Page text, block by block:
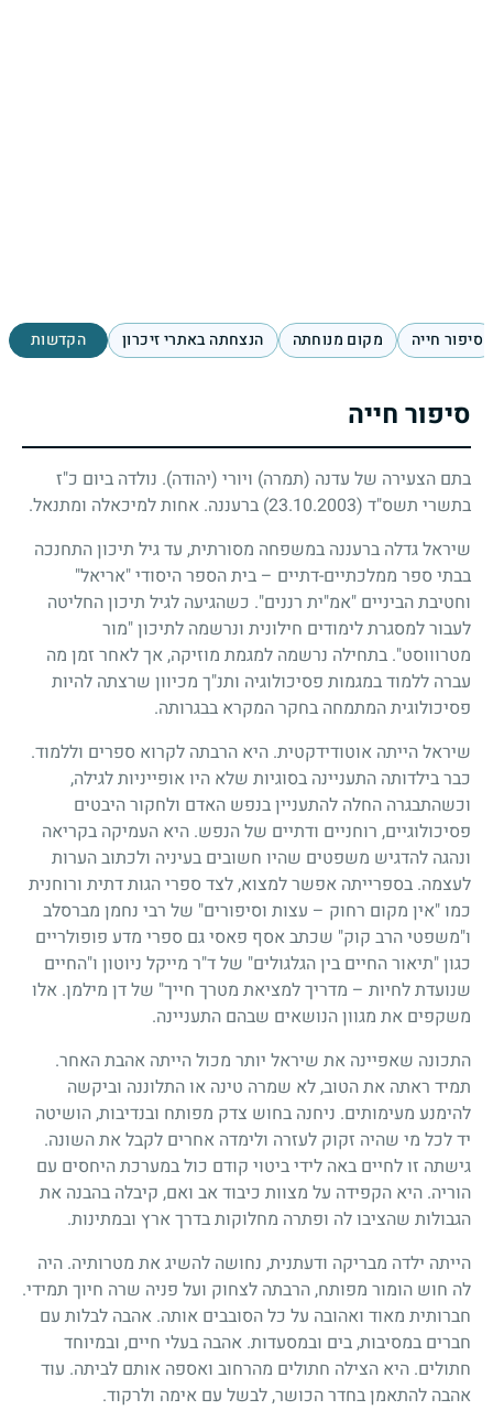
סיפור חייה מקום מנוחתה הנצחתה באתרי זיכרון הקדשות
סיפור חייה
בתם הצעירה של עדנה (תמרה) ויורי (יהודה). נולדה ביום כ"ז
בתשרי תשס"ד (23.10.2003)
ברעננה. אחות למיכאלה ומתנאל.
שיראל גדלה ברעננה במשפחה מסורתית, עד גיל תיכון התחנכה
בבתי ספר ממלכתיים-דתיים – בית הספר היסודי "אריאל"
וחטיבת הביניים "אמ"ית רננים". כשהגיעה לגיל תיכון החליטה
לעבור למסגרת לימודים חילונית ונרשמה לתיכון "מור
מטרוווסט". בתחילה נרשמה למגמת מוזיקה, אך לאחר זמן מה
עברה ללמוד במגמות פסיכולוגיה ותנ"ך מכיוון שרצתה להיות
פסיכולוגית המתמחה בחקר המקרא בבגרותה.
שיראל הייתה אוטודידקטית. היא הרבתה לקרוא ספרים וללמוד.
כבר בילדותה התעניינה בסוגיות שלא היו אופייניות לגילה,
וכשהתבגרה החלה להתעניין בנפש האדם ולחקור היבטים
פסיכולוגיים, רוחניים ודתיים של הנפש. היא העמיקה בקריאה
ונהגה להדגיש משפטים שהיו חשובים בעיניה ולכתוב הערות
לעצמה. בספרייתה אפשר למצוא, לצד ספרי הגות דתית ורוחנית
כמו "אין מקום רחוק – עצות וסיפורים" של רבי נחמן מברסלב
ו"משפטי הרב קוק" שכתב אסף פאסי גם ספרי מדע פופולריים
כגון "תיאור החיים בין הגלגולים" של ד"ר מייקל ניוטון ו"החיים
שנועדת לחיות – מדריך למציאת מטרך חייך" של דן מילמן. אלו
משקפים את מגוון הנושאים שבהם התעניינה.
התכונה שאפיינה את שיראל יותר מכול הייתה אהבת האחר.
תמיד ראתה את הטוב, לא שמרה טינה או התלוננה וביקשה
להימנע מעימותים. ניחנה בחוש צדק מפותח ובנדיבות, הושיטה
יד לכל מי שהיה זקוק לעזרה ולימדה אחרים לקבל את השונה.
גישתה זו לחיים באה לידי ביטוי קודם כול במערכת היחסים עם
הוריה. היא הקפידה על מצוות כיבוד אב ואם, קיבלה בהבנה את
הגבולות שהציבו לה ופתרה מחלוקות בדרך ארץ ובמתינות.
הייתה ילדה מבריקה ודעתנית, נחושה להשיג את מטרותיה. היה
לה חוש הומור מפותח, הרבתה לצחוק ועל פניה שרה חיוך תמידי.
חברותית מאוד ואהובה על כל הסובבים אותה. אהבה לבלות עם
חברים במסיבות, בים ובמסעדות. אהבה בעלי חיים, ובמיוחד
חתולים. היא הצילה חתולים מהרחוב ואספה אותם לביתה. עוד
אהבה להתאמן בחדר הכושר, לבשל עם אימה ולרקוד.